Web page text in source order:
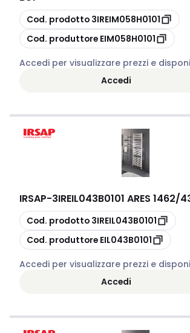
copia
Cod. prodotto 3IREIM058H0101
copia
Cod. produttore EIM058H0101
Accedi per visualizzare prezzi e
Accedi
IRSAP-3IREIL043B0101 ARES 1462/
copia
Cod. prodotto 3IREIL043B0101
copia
Cod. produttore EIL043B0101
Accedi per visualizzare prezzi e
Accedi